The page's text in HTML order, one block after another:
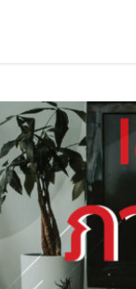
ทีวี